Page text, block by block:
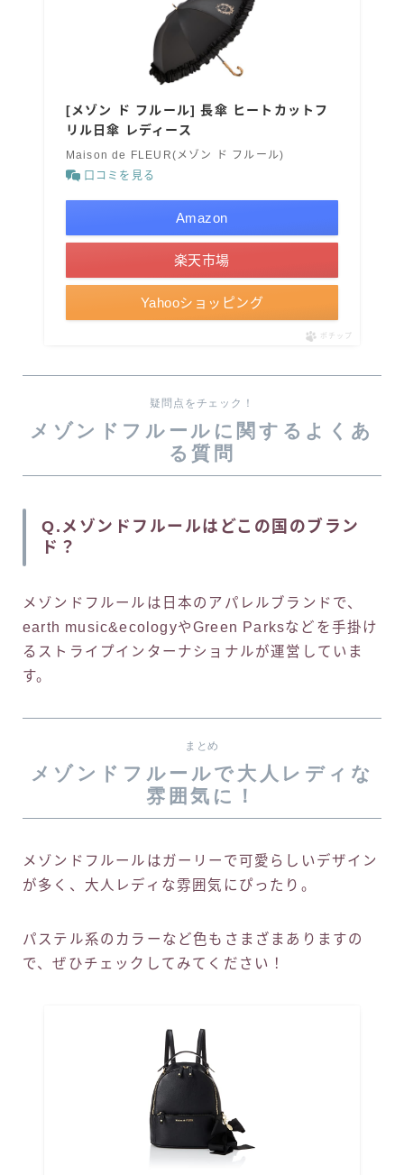
[メゾン ド フルール] 長傘 ヒートカットフ
リル日傘 レディース
Maison de FLEUR(メゾン ド フルール)
口コミを見る
Amazon
楽天市場
Yahooショッピング
ポチップ
疑問点をチェック！
メゾンドフルールに関するよくあ
る質問
Q.メゾンドフルールはどこの国のブラン
ド？
メゾンドフルールは日本のアパレルブランドで、
earth music&ecologyやGreen Parksなどを手掛け
るストライプインターナショナルが運営していま
す。
まとめ
メゾンドフルールで大人レディな
雰囲気に！
メゾンドフルールはガーリーで可愛らしいデザイン
が多く、大人レディな雰囲気にぴったり。
パステル系のカラーなど色もさまざまありますの
で、ぜひチェックしてみてください！